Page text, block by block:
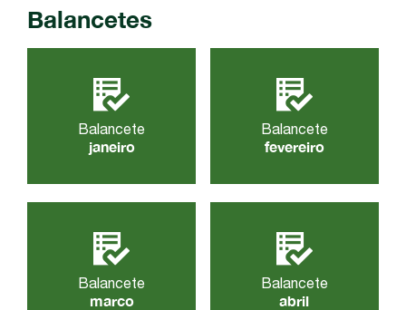
Balancetes
Balancete
janeiro
Balancete
fevereiro
Balancete
marco
Balancete
abril